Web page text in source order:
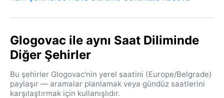
Glogovac ile aynı Saat Diliminde
Diğer Şehirler
Bu şehirler Glogovac'nin yerel saatini (Europe/Belgrade)
paylaşır — aramalar planlamak veya gündüz saatlerini
karşılaştırmak için kullanışlıdır.